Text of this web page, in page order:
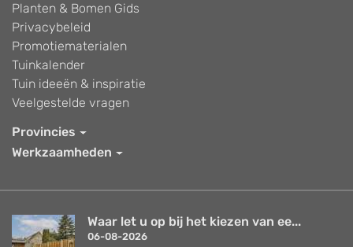
Planten & Bomen Gids
Privacybeleid
Promotiematerialen
Tuinkalender
Tuin ideeën & inspiratie
Veelgestelde vragen
Provincies
Werkzaamheden
Waar let u op bij het kiezen van ee...
06-08-2026